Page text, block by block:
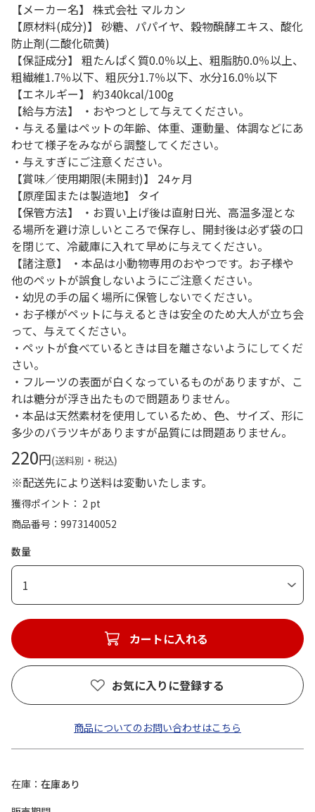
【メーカー名】 株式会社 マルカン
【原材料(成分)】 砂糖、パパイヤ、穀物醗酵エキス、酸化
防止剤(二酸化硫黄)
【保証成分】 粗たんぱく質0.0％以上、粗脂肪0.0％以上、
粗繊維1.7％以下、粗灰分1.7％以下、水分16.0％以下
【エネルギー】 約340kcal/100g
【給与方法】 ・おやつとして与えてください。
・与える量はペットの年齢、体重、運動量、体調などにあ
わせて様子をみながら調整してください。
・与えすぎにご注意ください。
【賞味／使用期限(未開封)】 24ヶ月
【原産国または製造地】 タイ
【保管方法】 ・お買い上げ後は直射日光、高温多湿とな
る場所を避け涼しいところで保存し、開封後は必ず袋の口
を閉じて、冷蔵庫に入れて早めに与えてください。
【諸注意】 ・本品は小動物専用のおやつです。お子様や
他のペットが誤食しないようにご注意ください。
・幼児の手の届く場所に保管しないでください。
・お子様がペットに与えるときは安全のため大人が立ち会
って、与えてください。
・ペットが食べているときは目を離さないようにしてくだ
さい。
・フルーツの表面が白くなっているものがありますが、こ
れは糖分が浮き出たもので問題ありません。
・本品は天然素材を使用しているため、色、サイズ、形に
多少のバラツキがありますが品質には問題ありません。
220円(送料別・税込)
※配送先により送料は変動いたします。
獲得ポイント： 2 pt
商品番号
9973140052
数量
1
カートに入れる
お気に入りに登録する
商品についてのお問い合わせはこちら
在庫
在庫あり